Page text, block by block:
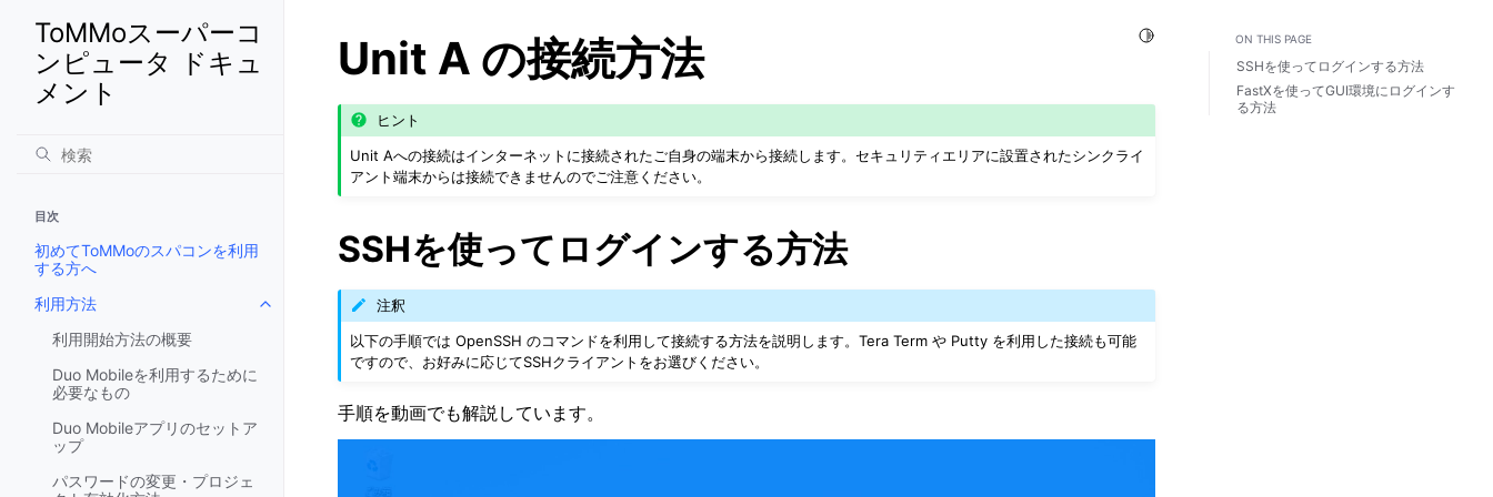
ToMMoスーパーコ
ンピュータ ドキュ
メント
目次
初めてToMMoのスパコンを利用
する方へ
利用方法
Toggle navigation of 利用方法
利用開始方法の概要
Duo Mobileを利用するために
必要なもの
Duo Mobileアプリのセットア
ップ
パスワードの変更・プロジェ
Toggle Light / Dark / Auto color theme
Unit A の接続方法
ヒント
Unit Aへの接続はインターネットに接続されたご自身の端末から接続します。セキュリティエリアに設置されたシンクライ
アント端末からは接続できませんのでご注意ください。
SSHを使ってログインする方法
注釈
以下の手順では OpenSSH のコマンドを利用して接続する方法を説明します。Tera Term や Putty を利用した接続も可能
ですので、お好みに応じてSSHクライアントをお選びください。
手順を動画でも解説しています。
ON THIS PAGE
SSHを使ってログインする方法
FastXを使ってGUI環境にログインす
る方法